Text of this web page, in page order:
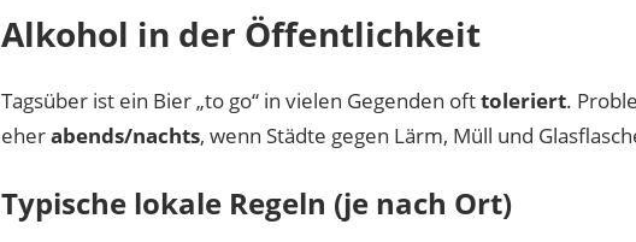
Alkohol in der Öffentlichkeit
Tagsüber ist ein Bier „to go“ in vielen Gegenden ofttoleriert.
eherabends/nachts, wenn Städte gegen Lärm, Müll und
Typische lokale Regeln (je nach Ort)